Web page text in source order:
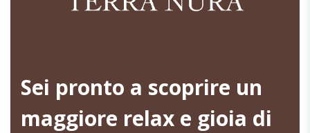
Sei pronto a scoprire un
maggiore relax e gioia di